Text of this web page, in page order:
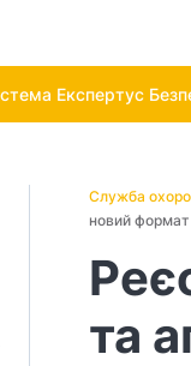
Експертус
Служба
новий формат
та